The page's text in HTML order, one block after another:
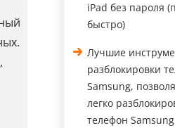
iPad без пароля
быстро)
Лучшие
разблокировки
Samsung,
легко
телефон